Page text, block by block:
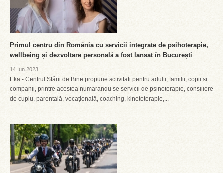
Primul centru din România cu servicii integrate de psihoterapie,
wellbeing și dezvoltare personală a fost lansat în București
14 Iun 2023
Eka - Centrul Stării de Bine propune activitati pentru adulti, familii, copii si
companii, printre acestea numarandu-se servicii de psihoterapie, consiliere
de cuplu, parentală, vocațională, coaching, kinetoterapie,...